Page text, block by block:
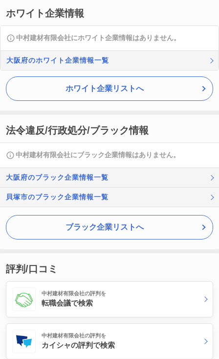
ホワイト企業情報
中村建材有限会社にホワイト企業情報はありません。
大阪府のホワイト企業情報一覧
ホワイト企業リストへ
法令違反/行政処分/ブラック情報
中村建材有限会社にブラック企業情報はありません。
大阪府のブラック企業情報一覧
貝塚市のブラック企業情報一覧
ブラック企業リストへ
評判/口コミ
中村建材有限会社の評判を
転職会議で検索
中村建材有限会社の評判を
カイシャの評判で検索